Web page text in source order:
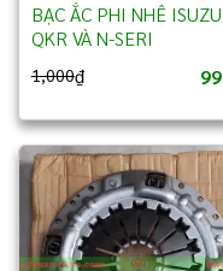
BẠC ẮC PHI NHÊ ISUZU
QKR VÀ N-SERI
1,000₫